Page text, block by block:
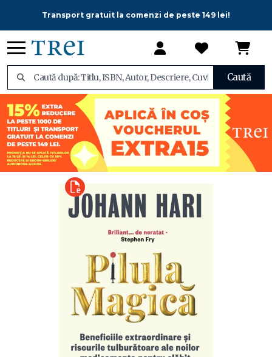
Transport gratuit la comenzi de peste 149 lei!
Caută